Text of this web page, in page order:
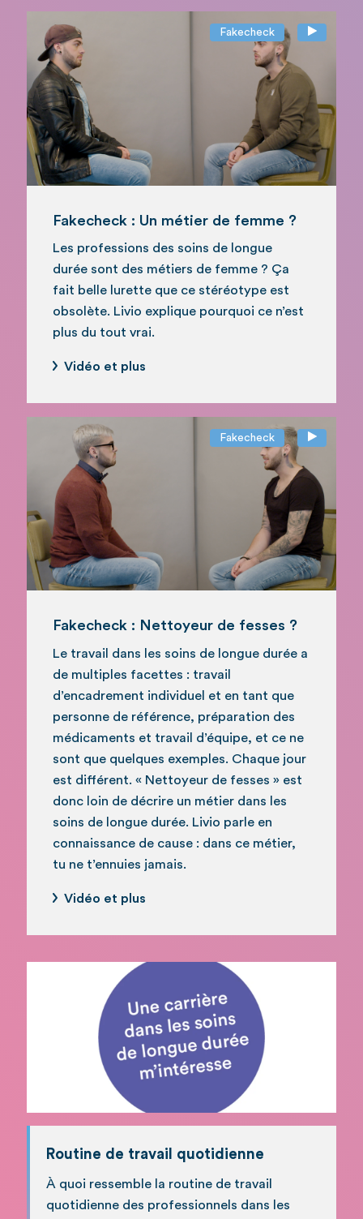
Fakecheck
Fakecheck : Un métier de femme ?
Les professions des soins de longue
durée sont des métiers de femme ? Ça
fait belle lurette que ce stéréotype est
obsolète. Livio explique pourquoi ce n’est
plus du tout vrai.
Vidéo et plus
Fakecheck
Fakecheck : Nettoyeur de fesses ?
Le travail dans les soins de longue durée a
de multiples facettes : travail
d’encadrement individuel et en tant que
personne de référence, préparation des
médicaments et travail d’équipe, et ce ne
sont que quelques exemples. Chaque jour
est différent. « Nettoyeur de fesses » est
donc loin de décrire un métier dans les
soins de longue durée. Livio parle en
connaissance de cause : dans ce métier,
tu ne t’ennuies jamais.
Vidéo et plus
Routine de travail quotidienne
À quoi ressemble la routine de travail
quotidienne des professionnels dans les